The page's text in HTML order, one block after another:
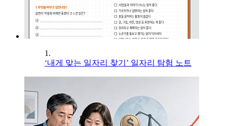
1.
‘내게 맞는 일자리 찾기’ 일자리 탐험 노트